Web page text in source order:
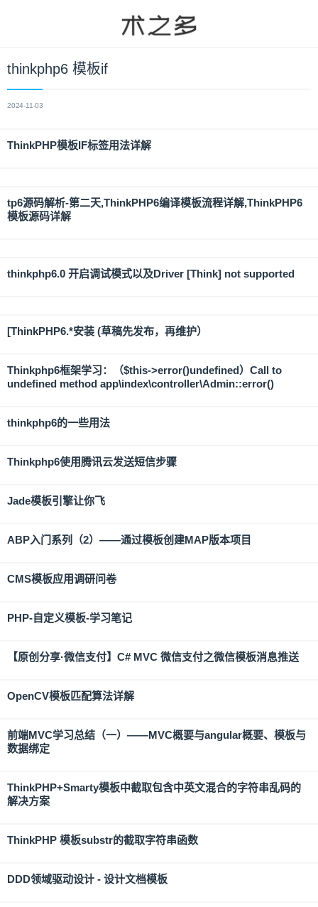
thinkphp6 模板if
2024-11-03
ThinkPHP模板IF标签用法详解
tp6源码解析-第二天,ThinkPHP6编译模板流程详解,ThinkPHP6
模板源码详解
thinkphp6.0 开启调试模式以及Driver [Think] not supported
[ThinkPHP6.*安装 (草稿先发布，再维护）
Thinkphp6框架学习：（$this->error()undefined）Call to
undefined method app\index\controller\Admin::error()
thinkphp6的一些用法
Thinkphp6使用腾讯云发送短信步骤
Jade模板引擎让你飞
ABP入门系列（2）——通过模板创建MAP版本项目
CMS模板应用调研问卷
PHP-自定义模板-学习笔记
【原创分享·微信支付】C# MVC 微信支付之微信模板消息推送
OpenCV模板匹配算法详解
前端MVC学习总结（一）——MVC概要与angular概要、模板与
数据绑定
ThinkPHP+Smarty模板中截取包含中英文混合的字符串乱码的
解决方案
ThinkPHP 模板substr的截取字符串函数
DDD领域驱动设计 - 设计文档模板